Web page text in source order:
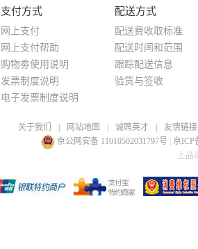
支付方式
网上支付
网上支付帮助
购物劵使用说明
发票制度说明
电子发票制度说明
配送方式
配送费收取标准
配送时间和范围
跟踪配送信息
验货与签收
关于我们 网站地图 诚聘英才
友情链接
京公网安备 11010502031797号
京ICP
上品